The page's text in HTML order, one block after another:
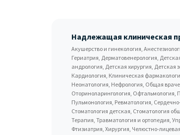
Надлежащая клиническая
Акушерство и гинекология,
Гериатрия, Дерматовенерология,
андрология, Детская хирургия,
Кардиология, Клиническая
Неонатология, Нефрология, Общая
Оториноларингология, Офтальмология,
Пульмонология, Ревматология,
Стоматология детская, Стоматология
Терапия, Травматология и ортопедия,
Фтизиатрия, Хирургия, Челюстно-